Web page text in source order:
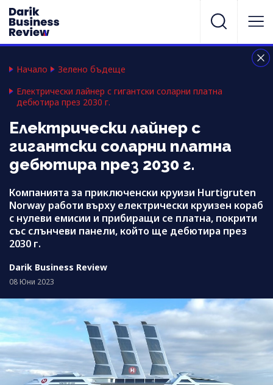
Начало
Зелено бъдеще
Електрически лайнер с гигантски соларни платна
дебютира през 2030 г.
Електрически лайнер с
гигантски соларни платна
дебютира през 2030 г.
Компанията за приключенски круизи Hurtigruten
Norway работи върху електрически круизен кораб
с нулеви емисии и прибиращи се платна, покрити
със слънчеви панели, който ще дебютира през
2030 г.
Darik Business Review
08 Юни 2023